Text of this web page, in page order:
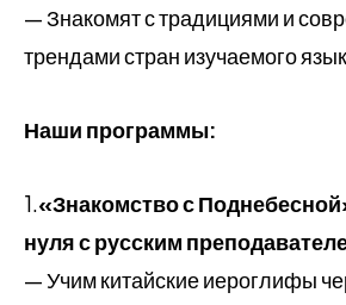
— Знакомят с традициями и
трендами стран изучаемого
Наши программы:
1.«Знакомство с
нуля с русским
— Учим китайские иероглифы